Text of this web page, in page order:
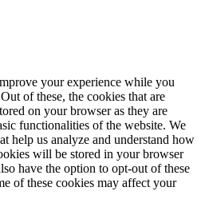
your experience while you
of these, the cookies that are
on your browser as they are
functionalities of the website. We
help us analyze and understand how
will be stored in your browser
have the option to opt-out of these
of these cookies may affect your